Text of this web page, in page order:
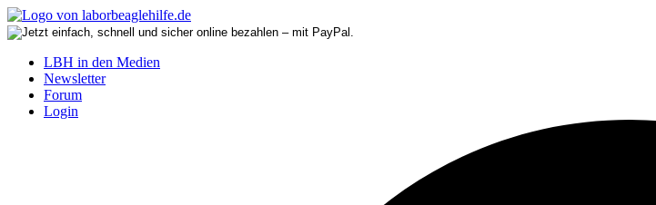
LBH in den Medien
Newsletter
Forum
Login